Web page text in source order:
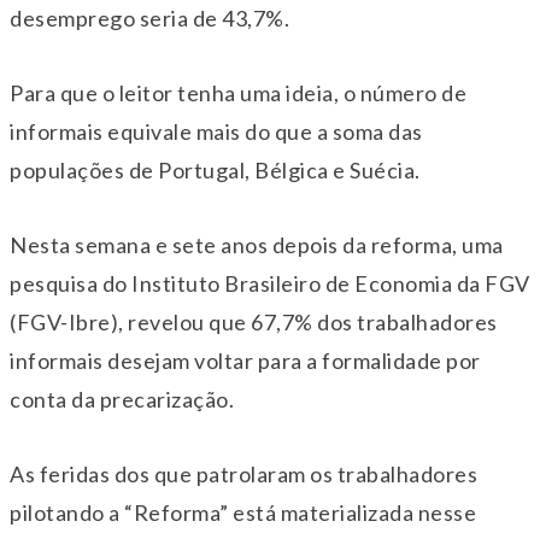
desemprego seria de 43,7%.
Para que o leitor tenha uma ideia, o número de
informais equivale mais do que a soma das
populações de Portugal, Bélgica e Suécia.
Nesta semana e sete anos depois da reforma, uma
pesquisa do Instituto Brasileiro de Economia da FGV
(FGV-Ibre), revelou que 67,7% dos trabalhadores
informais desejam voltar para a formalidade por
conta da precarização.
As feridas dos que patrolaram os trabalhadores
pilotando a “Reforma” está materializada nesse